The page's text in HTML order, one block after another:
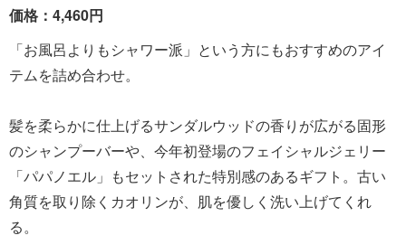
価格：4,460円
「お風呂よりもシャワー派」という方にもおすすめのアイ
テムを詰め合わせ。
髪を柔らかに仕上げるサンダルウッドの香りが広がる固形
のシャンプーバーや、今年初登場のフェイシャルジェリー
「パパノエル」もセットされた特別感のあるギフト。古い
角質を取り除くカオリンが、肌を優しく洗い上げてくれ
る。